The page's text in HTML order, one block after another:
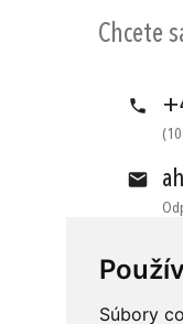
Súbory
Chcete